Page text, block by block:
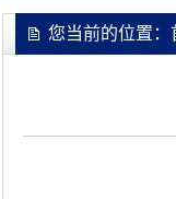
您当前的位置：